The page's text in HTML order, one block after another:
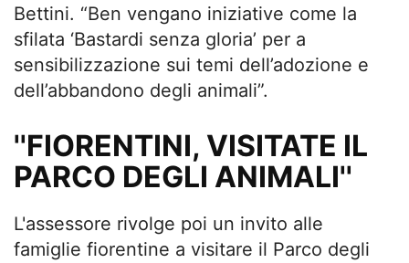
Bettini. “Ben vengano iniziative come la
sfilata ‘Bastardi senza gloria’ per a
sensibilizzazione sui temi dell’adozione e
dell’abbandono degli animali”.
''FIORENTINI, VISITATE IL
PARCO DEGLI ANIMALI''
L'assessore rivolge poi un invito alle
famiglie fiorentine a visitare il Parco degli